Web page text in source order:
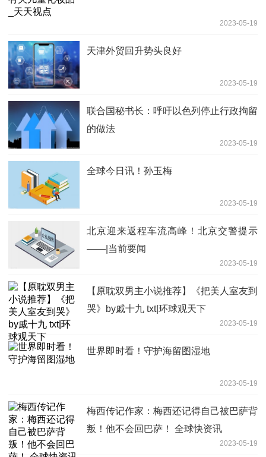
2023-05-19
天津外贸回升势头良好
2023-05-19
联合国秘书长：呼吁以色列停止行政拘留
的做法
2023-05-19
全球今日讯！孙玉梅
2023-05-19
北京迎来返程车流高峰！北京交警提示
——|当前要闻
2023-05-19
【原耽双男主小说推荐】《把美人室友到
哭》by戚十九 txt|环球观天下
2023-05-19
世界即时看！守护海留图湿地
2023-05-19
梅西传记作家：梅西还记得自己被巴萨背
叛！他不会回巴萨！ 全球快资讯
2023-05-19